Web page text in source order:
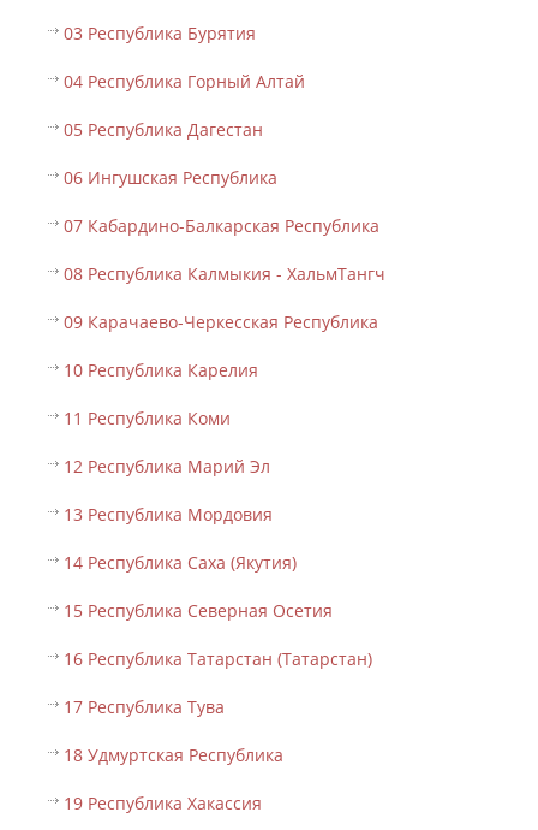
03 Республика Бурятия
04 Республика Горный Алтай
05 Республика Дагестан
06 Ингушская Республика
07 Кабардино-Балкарская Республика
08 Республика Калмыкия - ХальмТангч
09 Карачаево-Черкесская Республика
10 Республика Карелия
11 Республика Коми
12 Республика Марий Эл
13 Республика Мордовия
14 Республика Саха (Якутия)
15 Республика Северная Осетия
16 Республика Татарстан (Татарстан)
17 Республика Тува
18 Удмуртская Республика
19 Республика Хакассия